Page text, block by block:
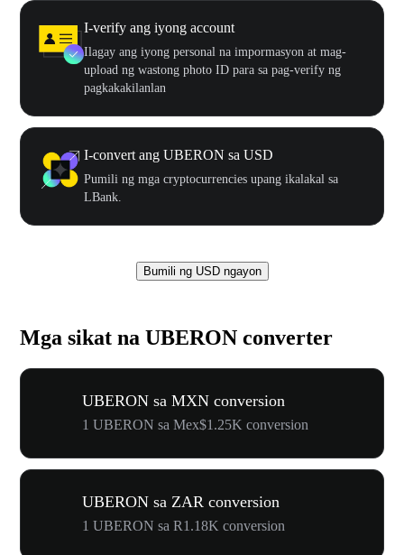
I-verify ang iyong account
Ilagay ang iyong personal na impormasyon at mag-
upload ng wastong photo ID para sa pag-verify ng
pagkakakilanlan
I-convert ang UBERON sa USD
Pumili ng mga cryptocurrencies upang ikalakal sa
LBank.
Bumili ng USD ngayon
Mga sikat na UBERON converter
UBERON sa MXN conversion
1 UBERON sa Mex$1.25K conversion
UBERON sa ZAR conversion
1 UBERON sa R1.18K conversion